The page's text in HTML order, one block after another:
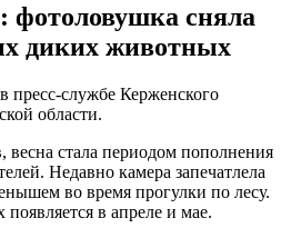
рану: как защититься от
2026 года: что нельзя делать
фотовыставка о Самаре
в пробке из-за замены трамвайных
сняла
диких животных
пресс-службе Керженского
области.
весна стала периодом пополнения
Недавно камера запечатлела
во время прогулки по лесу.
в апреле и мае.